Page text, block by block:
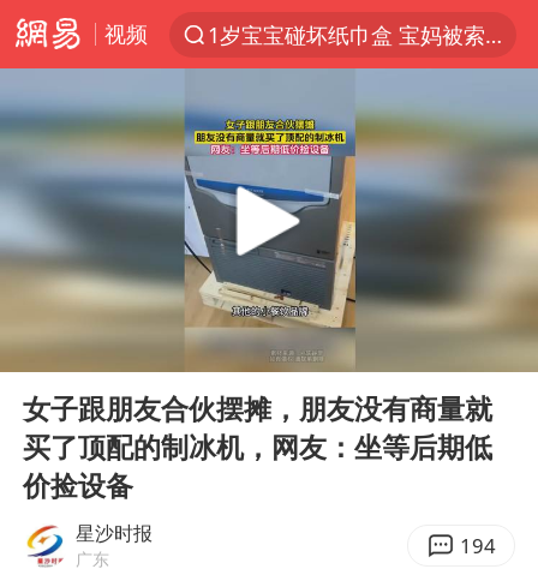
视频
1岁宝宝碰坏纸巾盒 宝妈被索赔924元
Meta被判支付5.67亿美元
阿根廷足协发文力挺因凡蒂诺
中国稀土盘中涨停
日本广岛民众举行游行反对政府行径
21楼高空抛物嫌疑人被拘留
日韩股市高开跳水 SK海力士下挫转跌
Play
00:00
女子跟朋友合伙摆摊，朋友没有商量就
买了顶配的制冰机，网友：坐等后期低
价捡设备
星沙时报
广东 194